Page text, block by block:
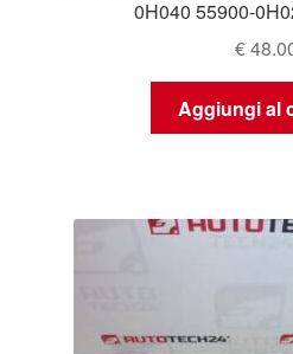
0H040 55900-
€
Aggiungi al